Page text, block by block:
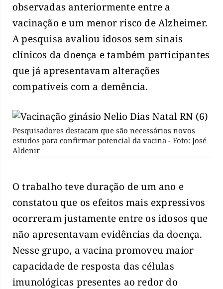
observadas anteriormente entre a
vacinação e um menor risco de Alzheimer.
A pesquisa avaliou idosos sem sinais
clínicos da doença e também participantes
que já apresentavam alterações
compatíveis com a demência.
Pesquisadores destacam que são necessários novos
estudos para confirmar potencial da vacina - Foto: José
Aldenir
O trabalho teve duração de um ano e
constatou que os efeitos mais expressivos
ocorreram justamente entre os idosos que
não apresentavam evidências da doença.
Nesse grupo, a vacina promoveu maior
capacidade de resposta das células
imunológicas presentes ao redor do